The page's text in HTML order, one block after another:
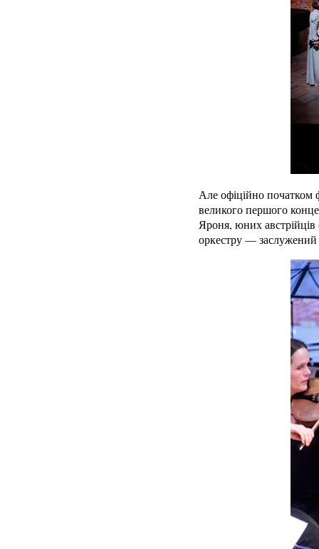
Але офіційно початком
великого першого
Яроня, юних австрійців
оркестру — заслужений